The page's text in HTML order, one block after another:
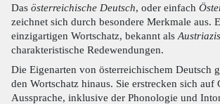
Das österreichische Deutsch, oder einfach
zeichnet sich durch besondere Merkmale aus.
einzigartigen Wortschatz, bekannt als
charakteristische Redewendungen.
Die Eigenarten von österreichischem Deutsch
den Wortschatz hinaus. Sie erstrecken sich auf
Aussprache, inklusive der Phonologie und